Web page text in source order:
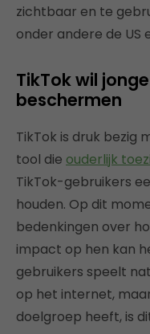
zichtbaar en te
onder andere de US
TikTok wil
beschermen
TikTok is druk bezig
tool die ouderlijk
TikTok-gebruikers
houden. Op dit
bedenkingen over
impact op hen kan
gebruikers speelt
op het internet,
doelgroep heeft, is